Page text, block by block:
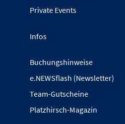
Private Events
Infos
Buchungshinweise
e.NEWSflash (Newsletter)
Team-Gutscheine
Platzhirsch-Magazin